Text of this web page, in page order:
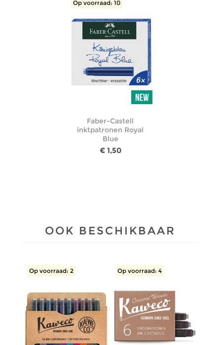
Op voorraad: 10
Faber-Castell
inktpatronen Royal
Blue
€ 1,50
OOK BESCHIKBAAR
Op voorraad: 2 Op voorraad: 4